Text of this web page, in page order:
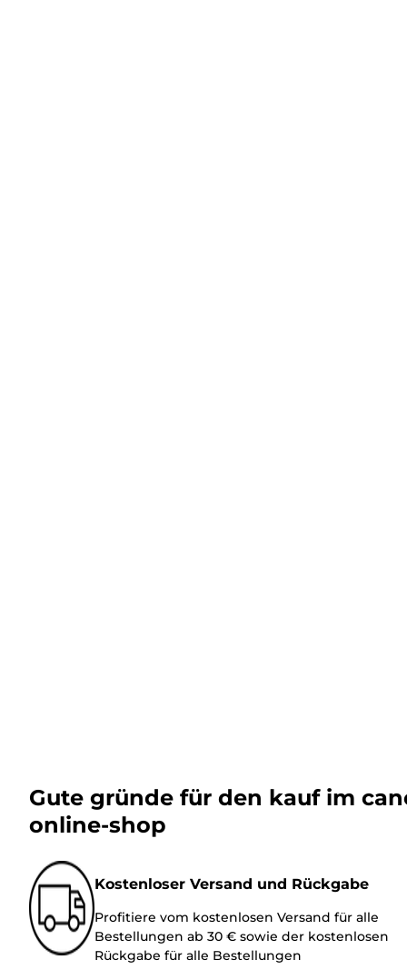
Gute gründe für den kauf im
online-shop
Kostenloser Versand und Rückgabe
Profitiere vom kostenlosen Versand für alle
Bestellungen ab 30 € sowie der kostenlosen
Rückgabe für alle Bestellungen